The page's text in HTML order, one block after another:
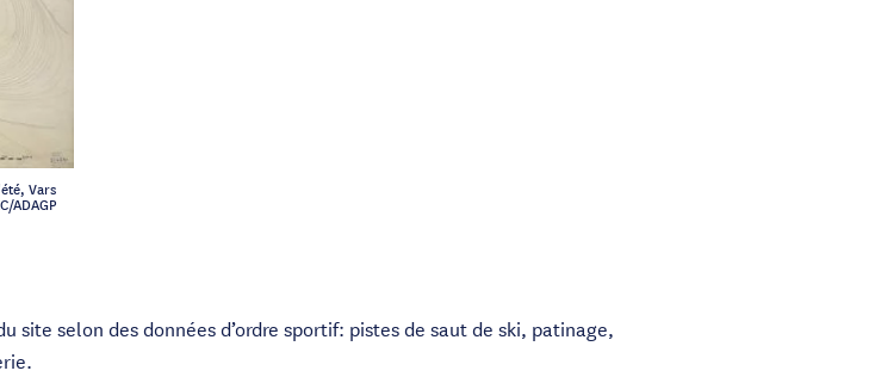
Vars
ADAGP
selon des données d’ordre sportif: pistes de saut de ski, patinage,